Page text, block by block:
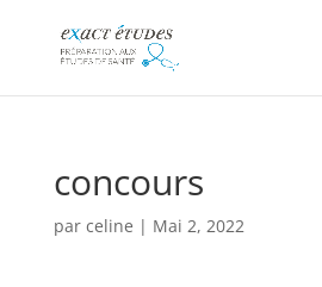
concours
par celine | Mai 2, 2022